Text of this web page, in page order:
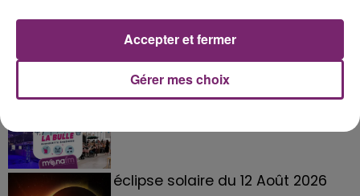
La Bulle - Guinguette éphémère
de Frelinghien !
éclipse solaire du 12 Août 2026
Gérer mes choix
Accepter et fermer